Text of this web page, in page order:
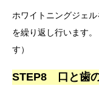
ホワイトニングジェ
を繰り返し行います
す）
STEP8 口と歯の